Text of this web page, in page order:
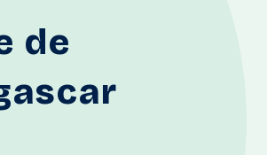
de